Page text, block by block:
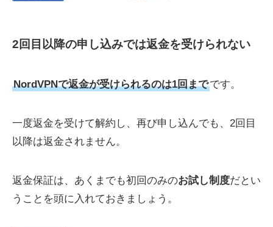
2回目以降の申し込みでは返金を受けられない
NordVPNで返金が受けられるのは1回までです。
一度返金を受けて解約し、再び申し込んでも、2回目
以降は返金されません。
返金保証は、あくまでも初回のみのお試し制度だとい
うことを頭に入れておきましょう。